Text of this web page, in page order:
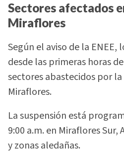
Sectores afectados
Miraflores
Según el aviso de la ENEE,
desde las primeras horas
sectores abastecidos por
Miraflores.
La suspensión está
9:00 a.m. en Miraflores
y zonas aledañas.